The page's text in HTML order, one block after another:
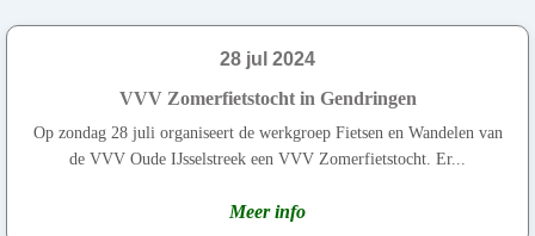
28 jul 2024
VVV Zomerfietstocht in Gendringen
Op zondag 28 juli organiseert de werkgroep Fietsen en Wandelen van
de VVV Oude IJsselstreek een VVV Zomerfietstocht. Er...
Meer info